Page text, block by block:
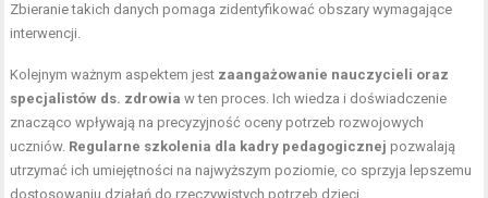
Zbieranie takich danych pomaga zidentyfikować obszary wymagające
interwencji.
Kolejnym ważnym aspektem jest zaangażowanie nauczycieli oraz
specjalistów ds. zdrowia w ten proces. Ich wiedza i doświadczenie
znacząco wpływają na precyzyjność oceny potrzeb rozwojowych
uczniów. Regularne szkolenia dla kadry pedagogicznej pozwalają
utrzymać ich umiejętności na najwyższym poziomie, co sprzyja lepszemu
dostosowaniu działań do rzeczywistych potrzeb dzieci.